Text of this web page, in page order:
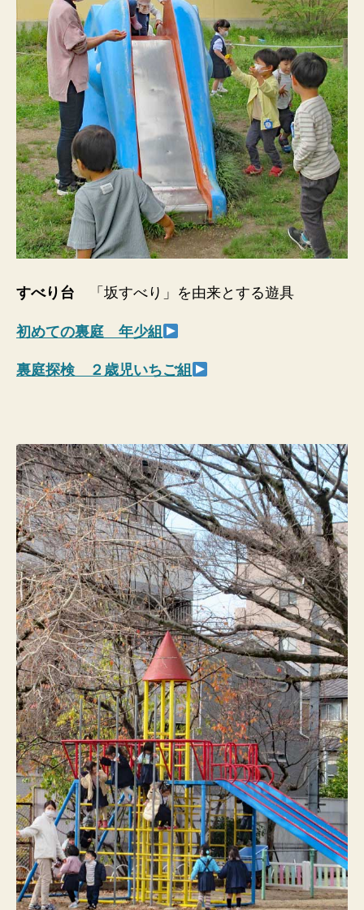
すべり台 「坂すべり」を由来とする遊具
初めての裏庭 年少組
裏庭探検 ２歳児いちご組